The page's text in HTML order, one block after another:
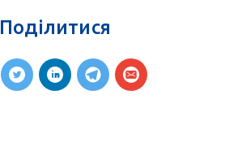
Поділитися